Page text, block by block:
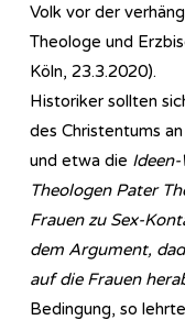
Volk vor der
Theologe und
Köln, 23.3.2020).
Historiker sollten
des Christentums
und etwa die
Theologen Pater
Frauen zu Sex-
dem Argument,
auf die Frauen
Bedingung, so